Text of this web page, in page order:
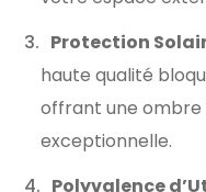
Protection
haute qualité
offrant une
exceptionnelle.
Polyvalence